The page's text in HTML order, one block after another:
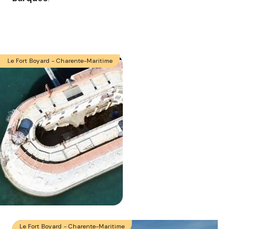
Le Fort Boyard - Charente-Maritime
Le Fort Boyard - Charente-Maritime